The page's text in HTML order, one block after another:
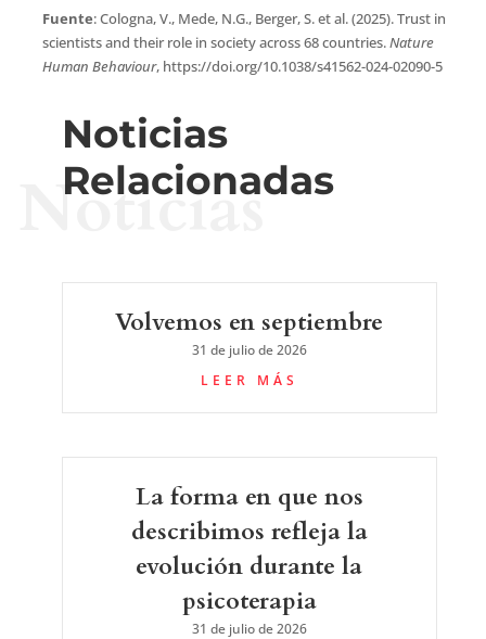
Fuente: Cologna, V., Mede, N.G., Berger, S. et al. (2025). Trust in
scientists and their role in society across 68 countries.Nature
Human Behaviour, https://doi.org/10.1038/s41562-024-02090-5
Noticias
Relacionadas
Noticias
Volvemos en septiembre
31 de julio de 2026
LEER MÁS
La forma en que nos
describimos refleja la
evolución durante la
psicoterapia
31 de julio de 2026